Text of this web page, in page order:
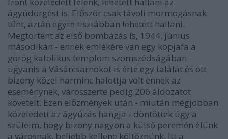
ágyúdörgést is. Először csak távoli mormogásnak
tűnt, aztán egyre tisztábban lehetett hallani.
Megtörtént az első bombázás is, 1944. június
másodikán - ennek emlékére van egy kopjafa a
görög katolikus templom szomszédságában -
ugyanis a Vásárcsarnokot is érte egy találat és ott
bizony közel harminc halottja volt ennek az
eseménynek, városszerte pedig 206 áldozatot
követelt. Ezen előzmények után - miután mégjobban
közeledett az ágyúzás hangja - döntöttek úgy a
szüleim, hogy bizony nagyon a külső peremén élünk
a városnak, beljebb kellene költöznünk. Itt a